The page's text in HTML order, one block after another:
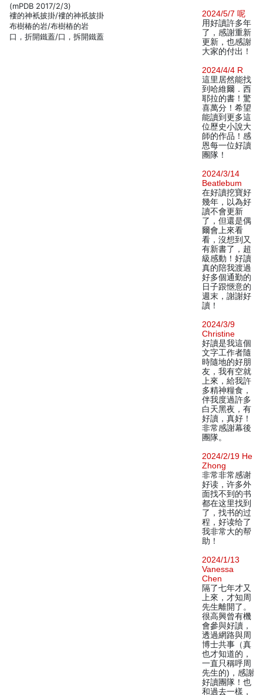
(mPDB 2017/2/3)
褸的神衹披掛/褸的神祇披掛
布樹椿的岩/布樹樁的岩
口，折開鐵蓋/口，拆開鐵蓋
2024/5/7 呢
用好讀許多年
了，感謝重新
更新，也感謝
大家的付出！
2024/4/4 R
這里居然能找
到哈維爾．西
耶拉的書！驚
喜萬分！希望
能讀到更多這
位歷史小說大
師的作品！感
恩每一位好讀
團隊！
2024/3/14
Beatlebum
在好讀挖寶好
幾年，以為好
讀不會更新
了，但還是偶
爾會上來看
看，沒想到又
有新書了，超
級感動！好讀
真的陪我渡過
好多個通勤的
日子跟愜意的
週末，謝謝好
讀！
2024/3/9
Christine
好讀是我這個
文字工作者隨
時隨地的好朋
友，我有空就
上來，給我許
多精神糧食，
伴我度過許多
白天黑夜，有
好讀，真好！
非常感謝幕後
團隊。
2024/2/19 He
Zhong
非常非常感谢
好读，许多外
面找不到的书
都在这里找到
了，找书的过
程，好读给了
我非常大的帮
助！
2024/1/13
Vanessa
Chen
隔了七年才又
上來，才知周
先生離開了。
很高興曾有機
會參與好讀，
透過網路與周
博士共事（真
也才知道的，
一直只稱呼周
先生的)，感謝
好讀團隊！也
和過去一樣，